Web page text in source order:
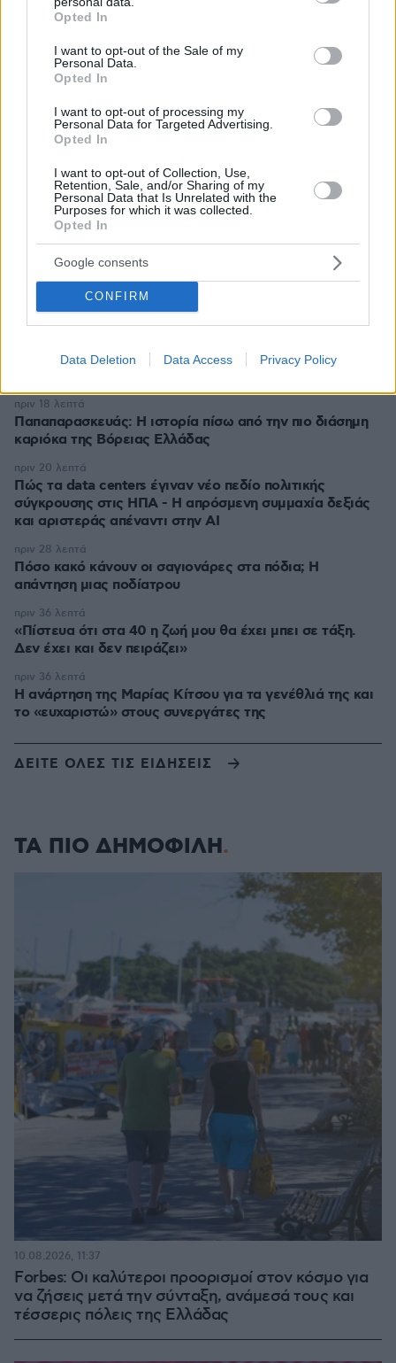
grant or deny consent to Google and its third-party tags to
use your data for below specified purposes in below Google
consent section.
Opted In
I want to opt-out of the Sale of my
Personal Data.
Opted In
I want to opt-out of processing my
Personal Data for Targeted Advertising.
Opted In
I want to opt-out of Collection, Use,
Retention, Sale, and/or Sharing of my
Personal Data that Is Unrelated with the
Purposes for which it was collected.
Opted In
Google consents
CONFIRM
Data Deletion Data Access Privacy Policy
ΡΟΗ ΕΙΔΗΣΕΩΝ
Ειδήσεις Δημοφιλή Σχολιασμένα
Χατζηδάκης για Ράμφο: Η πνευματική παρακαταθήκη
του θα μείνει πάντα ζωντανή
πριν 11 λεπτά
Ο Λευτέρης Πανταζής και η Κόνι Μεταξά
φωτογραφίζονται αγκαλιά με φόντο το ηλιοβασίλεμα
πριν 13 λεπτά
Η ζωή που κυλά γαλήνια στα καλά ξενοδοχεία που
βρίσκονται σε λίμνες
πριν 14 λεπτά
Wanderlove: Γινόμαστε όντως πιο ελκυστικοί το
καλοκαίρι;
Πώς να κερδίσετε την εμπιστοσύνη μιας πρώην
Παπαπαρασκευάς: Η ιστορία πίσω από την πιο διάσημη
καριόκα της Βόρειας Ελλάδας
πριν 18 λεπτά
Πώς τα data centers έγιναν νέο πεδίο πολιτικής
σύγκρουσης στις ΗΠΑ - Η απρόσμενη συμμαχία δεξιάς
και αριστεράς απέναντι στην AI
πριν 20 λεπτά
Πόσο κακό κάνουν οι σαγιονάρες στα πόδια; Η
απάντηση μιας ποδίατρου
πριν 28 λεπτά
«Πίστευα ότι στα 40 η ζωή μου θα έχει μπει σε τάξη.
Δεν έχει και δεν πειράζει»
πριν 36 λεπτά
Η ανάρτηση της Μαρίας Κίτσου για τα γενέθλιά της και
το «ευχαριστώ» στους συνεργάτες της
πριν 36 λεπτά
ΔΕΙΤΕ ΟΛΕΣ ΤΙΣ ΕΙΔΗΣΕΙΣ
ΤΑ ΠΙΟ ΔΗΜΟΦΙΛΗ
Forbes: Οι καλύτεροι προορισμοί στον κόσμο για
να ζήσεις μετά την σύνταξη, ανάμεσά τους και
τέσσερις πόλεις της Ελλάδας
10.08.2026, 11:37